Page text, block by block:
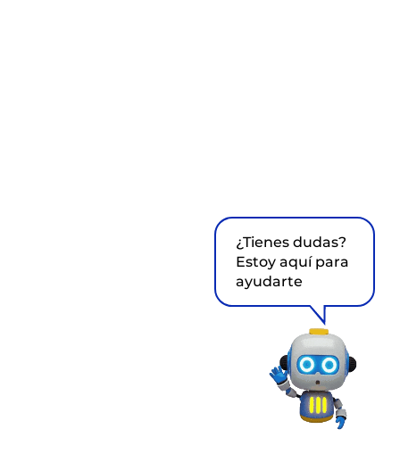
¿Tienes dudas?
Estoy aquí para
ayudarte